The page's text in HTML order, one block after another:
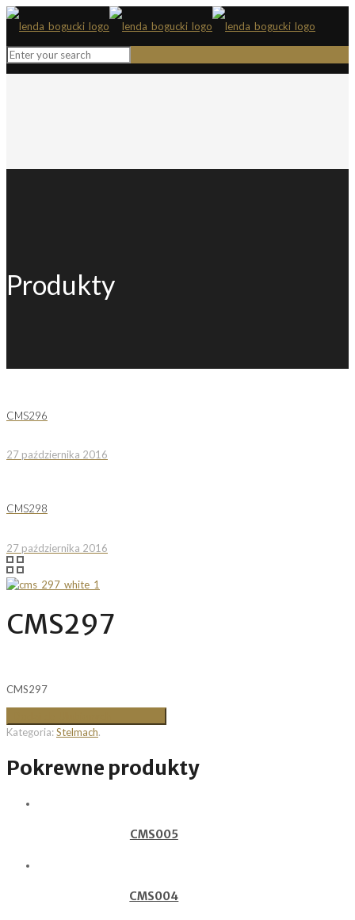
Produkty
CMS296
27 października 2016
CMS298
27 października 2016
CMS297
CMS297
Kategoria:Stelmach.
Pokrewne produkty
CMS005
CMS004